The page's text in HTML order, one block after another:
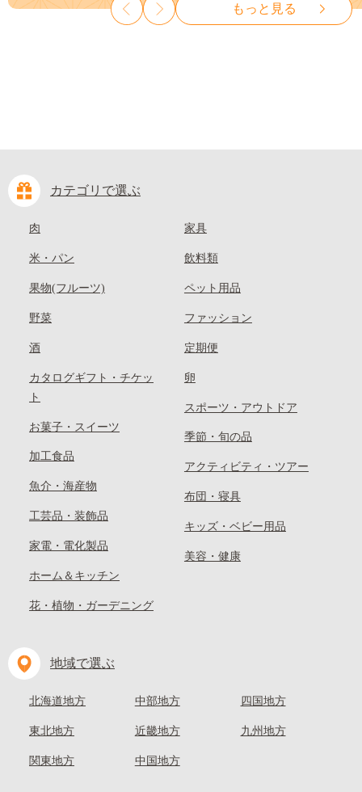
10000円 一万円 9000円 九千円
麗 クール便---
kasaoka_zsy_419_100---
もっと見る
カテゴリで選ぶ
肉
米・パン
果物(フルーツ)
野菜
酒
カタログギフト・チケッ
ト
お菓子・スイーツ
加工食品
魚介・海産物
工芸品・装飾品
家電・電化製品
ホーム＆キッチン
花・植物・ガーデニング
家具
飲料類
ペット用品
ファッション
定期便
卵
スポーツ・アウトドア
季節・旬の品
アクティビティ・ツアー
布団・寝具
キッズ・ベビー用品
美容・健康
地域で選ぶ
北海道地方
東北地方
関東地方
中部地方
近畿地方
中国地方
四国地方
九州地方